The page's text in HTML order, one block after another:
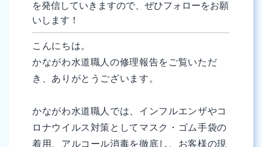
を発信していきますので、ぜひフォローをお願
いします！
こんにちは。
かながわ水道職人の修理報告をご覧いただ
き、ありがとうございます。
かながわ水道職人では、インフルエンザやコ
ロナウイルス対策としてマスク・ゴム手袋の
着用、アルコール消毒を徹底し、お客様の現